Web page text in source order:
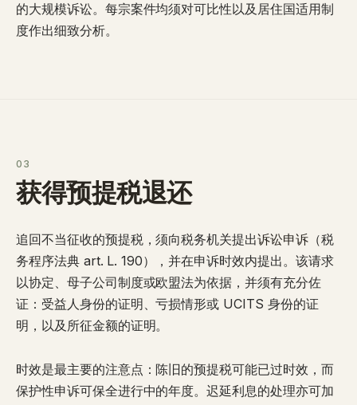
的大规模诉讼。每宗案件均须对可比性以及居住国适用制
度作出细致分析。
03
获得预提税退还
追回不当征收的预提税，须向税务机关提出诉讼申诉（税
务程序法典 art. L. 190），并在申诉时效内提出。该请求
以协定、母子公司制度或欧盟法为依据，并须有充分佐
证：受益人身份的证明、亏损情形或 UCITS 身份的证
明，以及所征金额的证明。
时效是最主要的注意点：陈旧的预提税可能已过时效，而
保护性申诉可保全进行中的年度。迟延利息的处理亦可加